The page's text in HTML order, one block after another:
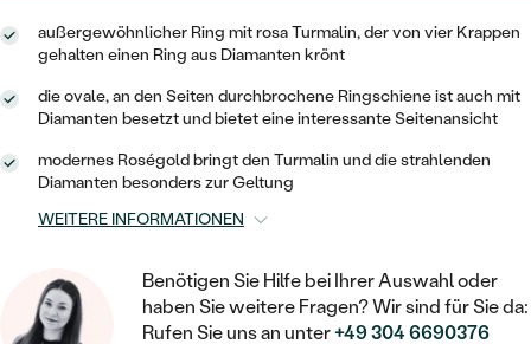
V-FORM
VINTAGE
AUSSERGEWÖHNLICHE
VON HAND GRAVIERTE
VINTAGE
GESTALTE EINEN RING
DIAMANTEN ZUM EINFASSEN
OHRRINGE
RINGE
ANHÄNGER / KETTEN
ARMBÄNDER
SCHMUCKSET
HERRENSCHMUCK
OHRSTECKER
MINIMALISTISCHE
OHRHÄNGER
HERZ
NACH STYL
SOLITÄR
ZUR GEBURT EINES KINDES
PERSONALISIERT
MIT STERNZEICHEN
MINIMALISTISCH
SILBER
PLATIN
NACH STYL
MEMOIRE
MINIMALISTISCHE
außergewöhnlicher Ring mit rosa Turmalin, der von vier Krappen
gehalten einen Ring aus Diamanten krönt
die ovale, an den Seiten durchbrochene Ringschiene ist auch mit
Diamanten besetzt und bietet eine interessante Seitenansicht
modernes Roségold bringt den Turmalin und die strahlenden
Diamanten besonders zur Geltung
WEITERE INFORMATIONEN
Benötigen Sie Hilfe bei Ihrer Auswahl oder
haben Sie weitere Fragen? Wir sind für Sie da:
Rufen Sie uns an unter+49 304 6690376